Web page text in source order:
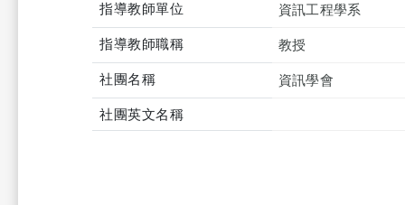
指導教師單位 資訊工程學系
指導教師職稱 教授
社團名稱 資訊學會
社團英文名稱